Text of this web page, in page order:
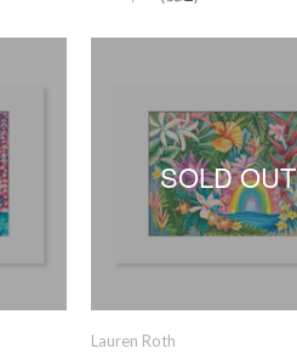
SOLD OUT
Lauren Roth